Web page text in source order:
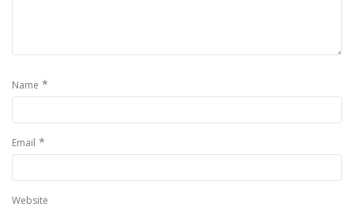
Name *
Email *
Website